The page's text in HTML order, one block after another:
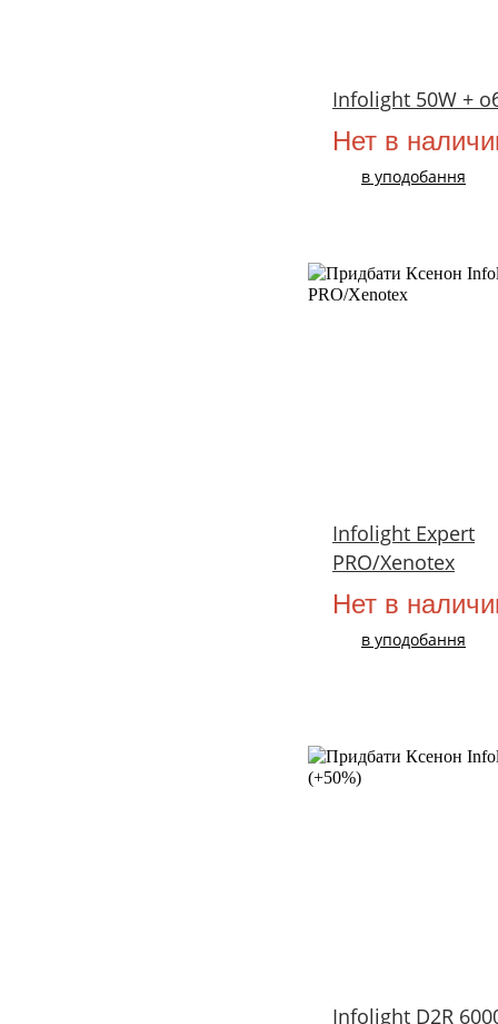
Infolight 50W +
Нет в
в уподобання
Infolight Expert
PRO/Xenotex
Нет в
в уподобання
Infolight D2R